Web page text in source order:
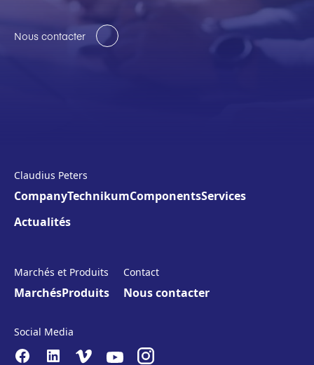
Nous contacter
Claudius Peters
CompanyTechnikumComponentsServices
Actualités
Marchés et Produits
MarchésProduits
Contact
Nous contacter
Social Media